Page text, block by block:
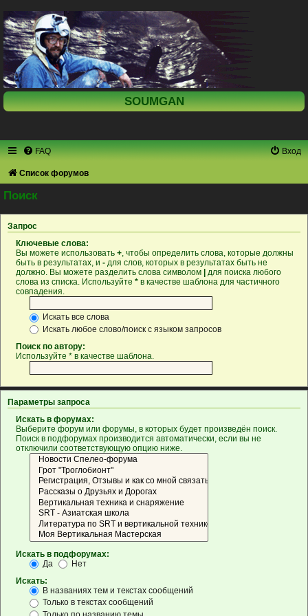
SOUMGAN
FAQ Вход
Список форумов
Поиск
Запрос
Ключевые слова:
Вы можете использовать +, чтобы определить слова, которые должны
быть в результатах, и - для слов, которых в результатах быть не
должно. Вы можете разделить слова символом
для поиска любого
слова из списка. Используйте * в качестве шаблона для частичного
совпадения.
Искать все слова
Искать любое слово/поиск с языком запросов
Поиск по автору:
Используйте * в качестве шаблона.
Параметры запроса
Искать в форумах:
Выберите форум или форумы, в которых будет произведён поиск.
Поиск в подфорумах производится автоматически, если вы не
отключили соответствующую опцию ниже.
Искать в подфорумах:
Да
Нет
Искать:
В названиях тем и текстах сообщений
Только в текстах сообщений